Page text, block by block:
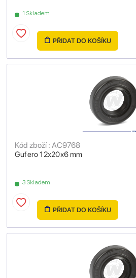
1 Skladem
PŘIDAT DO KOŠÍKU
Gufero 12x20x6 mm
Kód zboží : AC9768
3 Skladem
PŘIDAT DO KOŠÍKU